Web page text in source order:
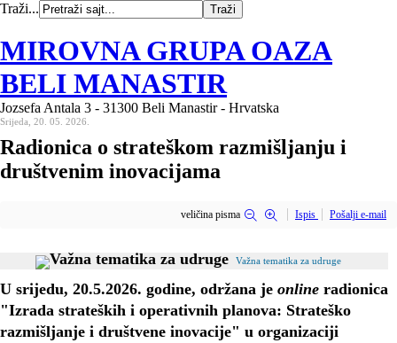
Traži...
MIROVNA GRUPA OAZA
BELI MANASTIR
Jozsefa Antala 3 - 31300 Beli Manastir - Hrvatska
Srijeda, 20. 05. 2026.
Radionica o strateškom razmišljanju i
društvenim inovacijama
veličina pisma Ispis Pošalji e-mail
Važna tematika za udruge
U srijedu, 20.5.2026. godine, održana je online radionica
"Izrada strateških i operativnih planova: Strateško
razmišljanje i društvene inovacije" u organizaciji